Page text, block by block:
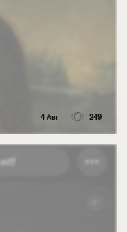
4 Авг 249